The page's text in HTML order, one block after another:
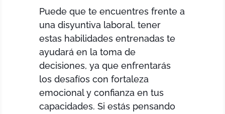
Puede que te encuentres frente a
una disyuntiva laboral, tener
estas habilidades entrenadas te
ayudará en la toma de
decisiones, ya que enfrentarás
los desafíos con fortaleza
emocional y confianza en tus
capacidades. Si estás pensando